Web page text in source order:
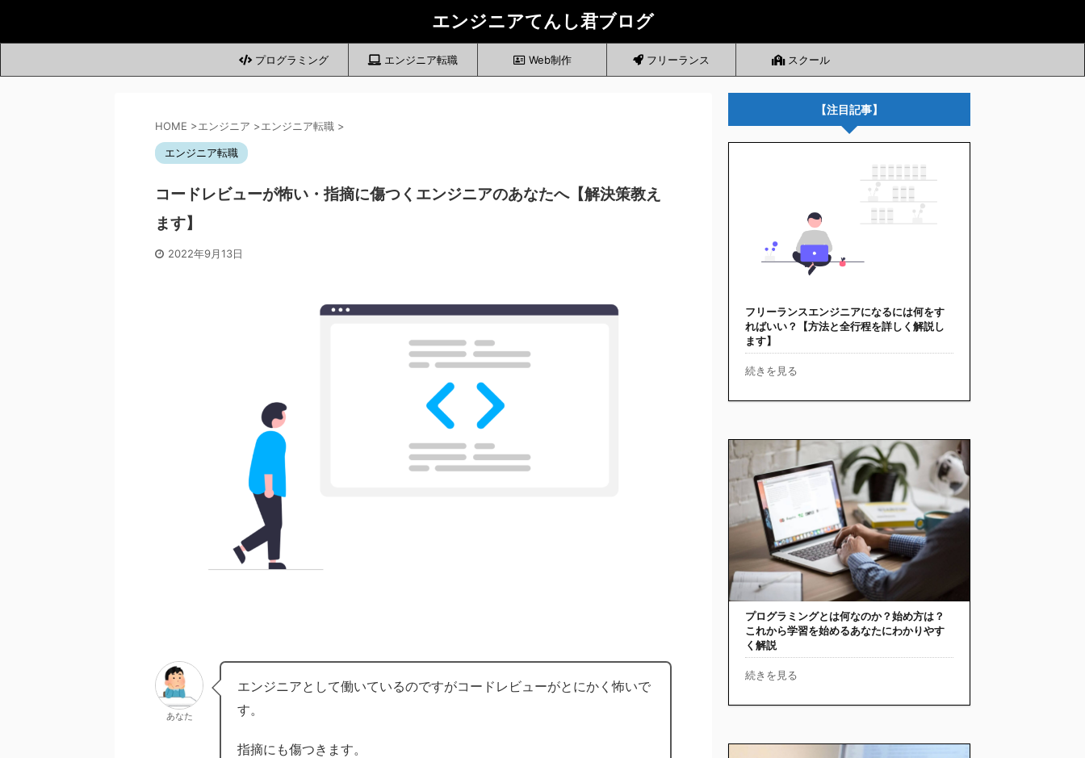
エンジニアてんし君ブログ
プログラミング エンジニア転職 Web制作 フリーランス スクール
HOME >エンジニア >エンジニア転職 >
エンジニア転職
コードレビューが怖い・指摘に傷つくエンジニアのあなたへ【解決策教え
ます】
2022年9月13日
あなた
エンジニアとして働いているのですがコードレビューがとにかく怖いで
す。
指摘にも傷つきます。
【注目記事】
フリーランスエンジニアになるには何をす
ればいい？【方法と全行程を詳しく解説し
ます】
続きを見る
プログラミングとは何なのか？始め方は？
これから学習を始めるあなたにわかりやす
く解説
続きを見る